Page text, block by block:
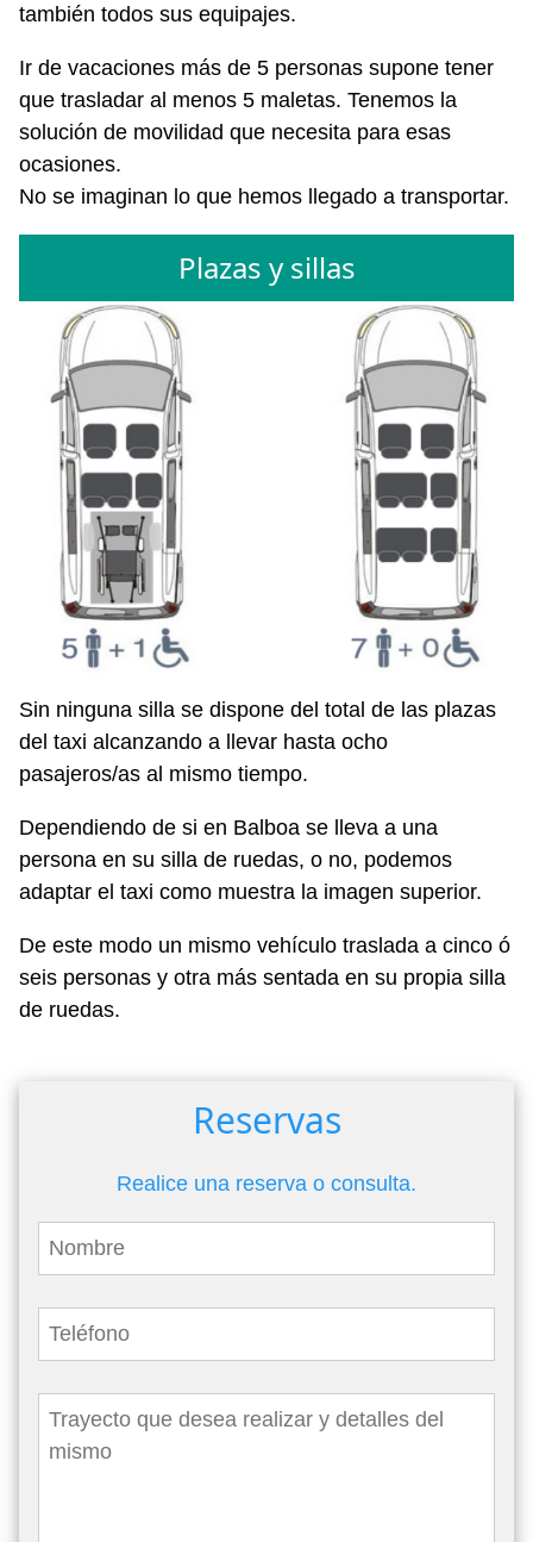
también todos sus equipajes.
Ir de vacaciones más de 5 personas supone tener
que trasladar al menos 5 maletas. Tenemos la
solución de movilidad que necesita para esas
ocasiones.
No se imaginan lo que hemos llegado a transportar.
Plazas y sillas
Sin ninguna silla se dispone del total de las plazas
del taxi alcanzando a llevar hasta ocho
pasajeros/as al mismo tiempo.
Dependiendo de si en Balboa se lleva a una
persona en su silla de ruedas, o no, podemos
adaptar el taxi como muestra la imagen superior.
De este modo un mismo vehículo traslada a cinco ó
seis personas y otra más sentada en su propia silla
de ruedas.
Reservas
Realice una reserva o consulta.